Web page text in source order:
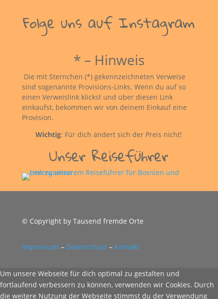
Folge uns auf Instagram
* – Hinweis
Die mit Sternchen (*) gekennzeichneten Verweise
sind sogenannte Provisions-Links. Wenn du auf so
einen Verweislink klickst und über diesen Link
einkaufst, bekommen wir von deinem Einkauf eine
Provision.
Wichtig: Für dich ändert sich der Preis nicht!
Unser Reiseführer
© Copyright by Tausend fremde Orte
Impressum – Datenschutz – Kontakt
Um unsere Webseite für dich optimal zu gestalten und
fortlaufend verbessern zu können, verwenden wir Cookies. Durch
die weitere Nutzung der Webseite stimmst du der Verwendung